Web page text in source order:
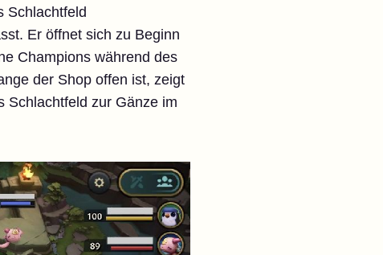
Schlachtfeld
Er öffnet sich zu Beginn
Champions während des
der Shop offen ist, zeigt
Schlachtfeld zur Gänze im